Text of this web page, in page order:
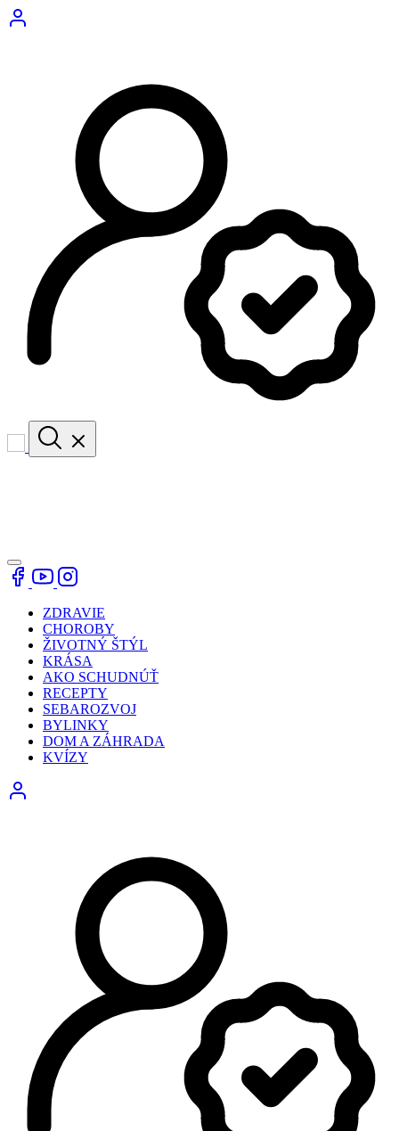
ZDRAVIE
CHOROBY
ŽIVOTNÝ ŠTÝL
KRÁSA
AKO SCHUDNÚŤ
RECEPTY
SEBAROZVOJ
BYLINKY
DOM A ZÁHRADA
KVÍZY